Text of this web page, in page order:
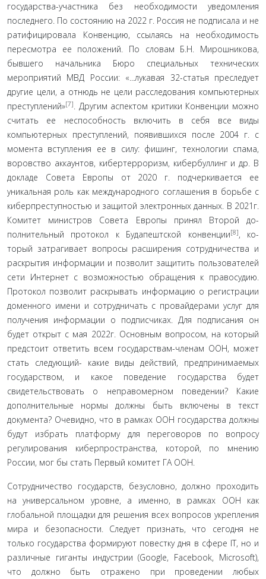
государства-участника без необходи­мости уведомления
последнего. По состоянию на 2022 г. Россия не подписала и не
ратифицировала Конвенцию, ссылаясь на необходимость
пересмотра ее положений. По словам Б.Н. Мирошникова,
бывшего начальника Бюро специальных технических
мероприятий МВД России: «...лукавая 32-статья преследует
другие цели, а отнюдь не цели расследования компьютерных
преступлений»[7]. Другим аспектом критики Конвенции можно
считать ее неспособность включить в себя все виды
компьютерных преступлений, появившихся после 2004 г. с
момента всту­пления ее в силу: фишинг, технологии спама,
воровство аккаунтов, кибертерроризм, кибербуллинг и др. В
докла­де Совета Европы от 2020 г. подчеркивается ее
уникальная роль как международного соглашения в борьбе с
кибер­преступностью и защитой электронных данных. В 2021г.
Комитет министров Совета Европы принял Второй до­
полнительный протокол к Будапештской конвенции[8], ко­
торый затрагивает вопросы расширения сотрудничества и
раскрытия информации и позволит защитить пользо­вателей
сети Интернет с возможностью обращения к пра­восудию.
Протокол позволит раскрывать информацию о регистрации
доменного имени и сотрудничать с провай­дерами услуг для
получения информации о подписчиках. Для подписания он
будет открыт с мая 2022г. Основным вопросом, на который
предстоит ответить всем государ­ствам-членам ООН, может
стать следующий- какие виды действий, предпринимаемых
государством, и какое пове­дение государства будет
свидетельствовать о неправомер­ном поведении? Какие
дополнительные нормы должны быть включены в текст
документа? Очевидно, что в рамках ООН государства должны
будут избрать платформу для переговоров по вопросу
регулирования киберпростран­ства, которой, по мнению
России, мог бы стать Первый комитет ГА ООН.
Сотрудничество государств, безусловно, должно про­ходить
на универсальном уровне, а именно, в рамках ООН как
глобальной площадки для решения всех вопросов укрепления
мира и безопасности. Следует признать, что сегодня не
только государства формируют повестку дня в сфере IT, но и
различные гиганты индустрии (Google, Facebook, Microsoft),
что должно быть отражено при про­ведении любых